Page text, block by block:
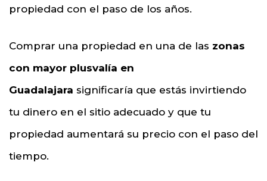
propiedad con el paso de los años.
Comprar una propiedad en una de las zonas
con mayor plusvalía en
Guadalajara significaría que estás invirtiendo
tu dinero en el sitio adecuado y que tu
propiedad aumentará su precio con el paso del
tiempo.